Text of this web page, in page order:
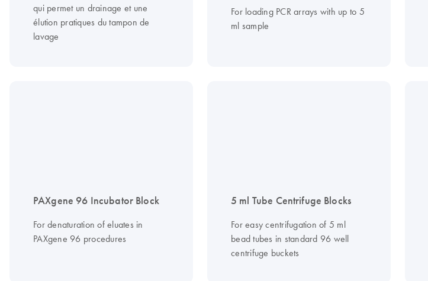
qui permet un drainage et une
élution pratiques du tampon de
lavage
For loading PCR arrays with up to 5
ml sample
PAXgene 96 Incubator Block
For denaturation of eluates in
PAXgene 96 procedures
5 ml Tube Centrifuge Blocks
For easy centrifugation of 5 ml
bead tubes in standard 96 well
centrifuge buckets